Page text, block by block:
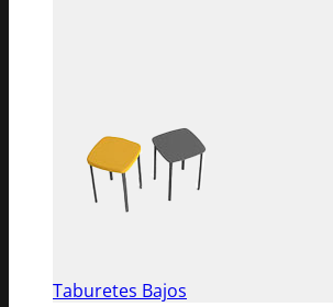
Taburetes Bajos